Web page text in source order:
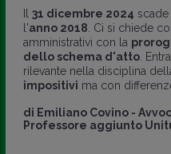
31 dicembre 2024
l'anno 2018 . Ci si chiede
amministrativi con la
dello schema d'atto.
rilevante nella disciplina
impositivi ma con
di Emiliano Covino -
Professore aggiunto